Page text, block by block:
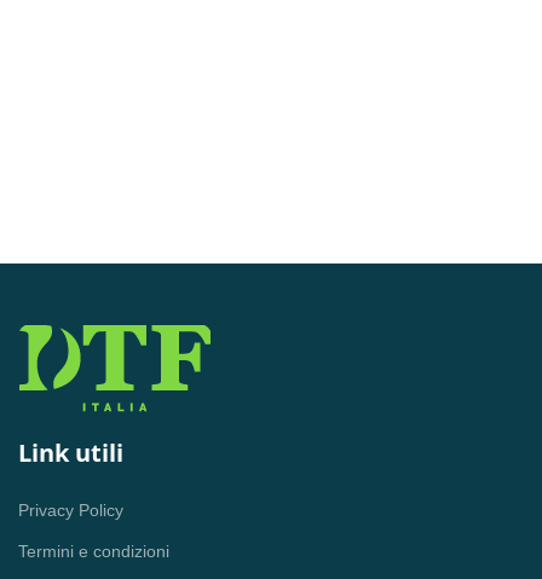
Link utili
Privacy Policy
Termini e condizioni